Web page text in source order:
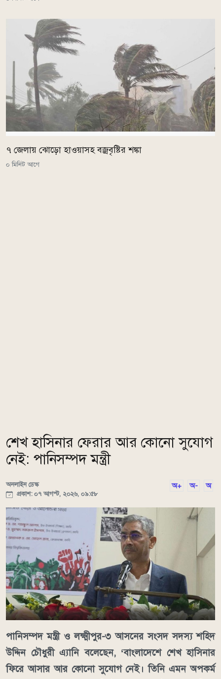
৭ জেলায় ঝোড়ো হাওয়াসহ বজ্রবৃষ্টির শঙ্কা
০ মিনিট আগে
শেখ হাসিনার ফেরার আর কোনো সুযোগ
নেই: পানিসম্পদ মন্ত্রী
অনলাইন ডেস্ক
প্রকাশ: ০৭ আগস্ট, ২০২৬, ০৯:৫৮
অ+ অ- অ
পানিসম্পদ মন্ত্রী ও লক্ষ্মীপুর-৩ আসনের সংসদ সদস্য শহিদ
উদ্দিন চৌধুরী এ্যানি বলেছেন, ‘বাংলাদেশে শেখ হাসিনার
ফিরে আসার আর কোনো সুযোগ নেই। তিনি এমন অপকর্ম